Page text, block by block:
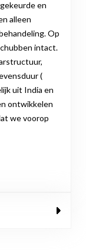
en
alleen
Op
intact.
(
uit India en
ontwikkelen
we voorop